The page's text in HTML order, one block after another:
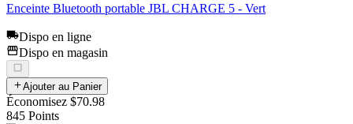
Enceinte Bluetooth portable JBL CHARGE 5 - Vert
Dispo en ligne
Dispo en magasin
Ajouter au Panier
Économisez $70.98
845 Points